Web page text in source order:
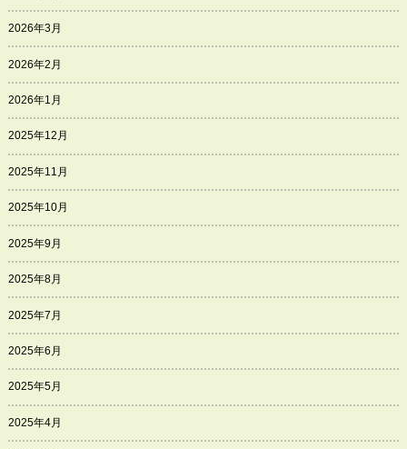
2026年3月
2026年2月
2026年1月
2025年12月
2025年11月
2025年10月
2025年9月
2025年8月
2025年7月
2025年6月
2025年5月
2025年4月